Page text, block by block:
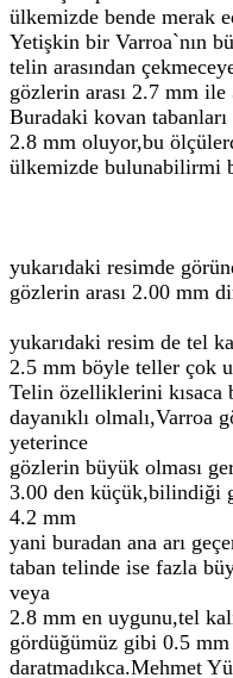
ülkemizde bende merak
Yetişkin bir Varroa`nın
telin arasından
gözlerin arası 2.7 mm
Buradaki kovan
2.8 mm oluyor,bu
ülkemizde bulunabilirmi
yukarıdaki resimde
gözlerin arası 2.00 mm
yukarıdaki resim de tel
2.5 mm böyle teller çok
Telin özelliklerini kısaca
dayanıklı olmalı,Varroa
yeterince
gözlerin büyük olması
3.00 den küçük,bilindiği
4.2 mm
yani buradan ana arı
taban telinde ise fazla
veya
2.8 mm en uygunu,tel
gördüğümüz gibi 0.5
daratmadıkca.Mehmet